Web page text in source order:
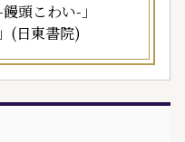
頭こわい-」
(日東書院)